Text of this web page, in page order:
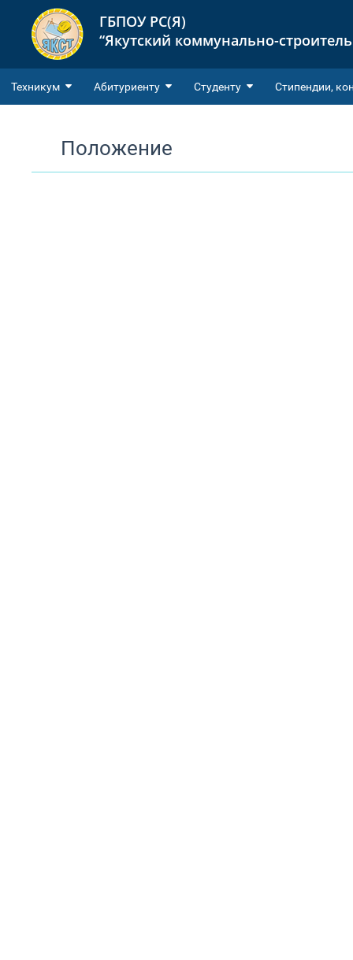
ГБПОУ РС(Я)
“Якутский коммунально-
Техникум Абитуриенту Студенту Cтипендии,
Положение